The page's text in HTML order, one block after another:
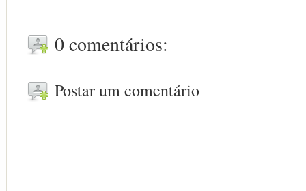
0 comentários:
Postar um comentário